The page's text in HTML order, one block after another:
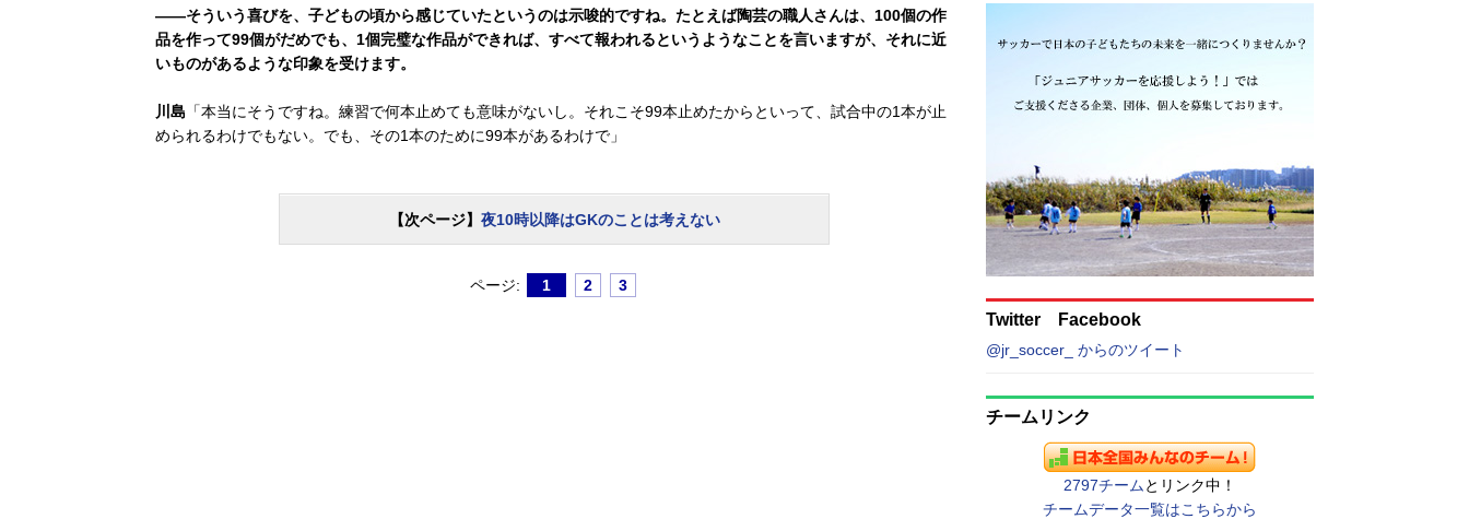
――そういう喜びを、子どもの頃から感じていたというのは示唆的ですね。たとえば陶芸の職人さんは、100個の作
品を作って99個がだめでも、1個完璧な作品ができれば、すべて報われるというようなことを言いますが、それに近
いものがあるような印象を受けます。
川島 「本当にそうですね。練習で何本止めても意味がないし。それこそ99本止めたからといって、試合中の1本が止
められるわけでもない。でも、その1本のために99本があるわけで」
【次ページ】 夜10時以降はGKのことは考えない
ページ: 1 2 3
Twitter Facebook
@jr_soccer_ からのツイート
チームリンク
2797チーム とリンク中！
チームデータ一覧はこちらから